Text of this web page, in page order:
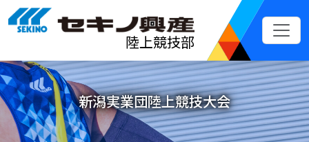
メインコンテンツへスキップ
陸上競技部
新潟実業団陸上競技大会